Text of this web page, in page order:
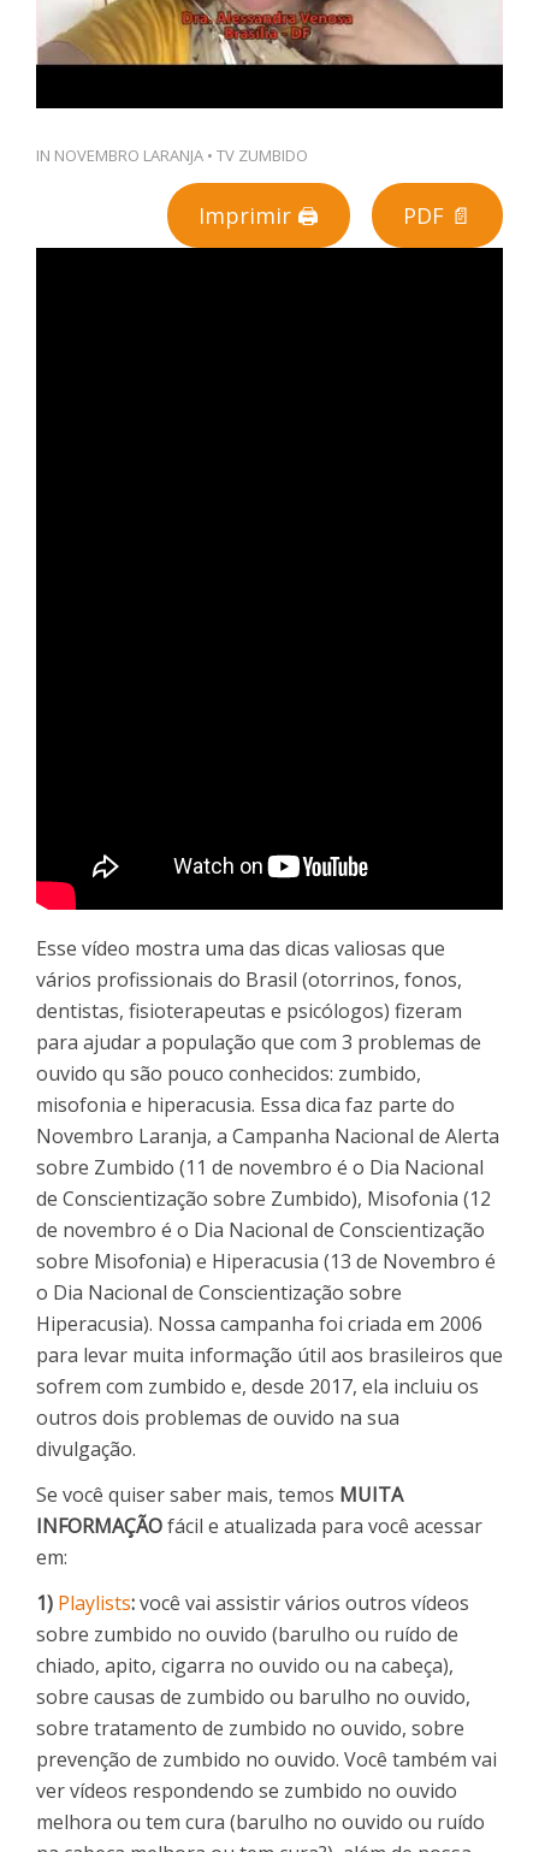
IN NOVEMBRO LARANJA • TV ZUMBIDO
Imprimir 🖨 PDF 📄
Esse vídeo mostra uma das dicas valiosas que
vários profissionais do Brasil (otorrinos, fonos,
dentistas, fisioterapeutas e psicólogos) fizeram
para ajudar a população que com 3 problemas de
ouvido qu são pouco conhecidos: zumbido,
misofonia e hiperacusia. Essa dica faz parte do
Novembro Laranja, a Campanha Nacional de Alerta
sobre Zumbido (11 de novembro é o Dia Nacional
de Conscientização sobre Zumbido), Misofonia (12
de novembro é o Dia Nacional de Conscientização
sobre Misofonia) e Hiperacusia (13 de Novembro é
o Dia Nacional de Conscientização sobre
Hiperacusia). Nossa campanha foi criada em 2006
para levar muita informação útil aos brasileiros que
sofrem com zumbido e, desde 2017, ela incluiu os
outros dois problemas de ouvido na sua
divulgação.
Se você quiser saber mais, temos MUITA
INFORMAÇÃOfácil e atualizada para você acessar
em:
1) Playlists:você vai assistir vários outros vídeos
sobre zumbido no ouvido (barulho ou ruído de
chiado, apito, cigarra no ouvido ou na cabeça),
sobre causas de zumbido ou barulho no ouvido,
sobre tratamento de zumbido no ouvido, sobre
prevenção de zumbido no ouvido. Você também vai
ver vídeos respondendo se zumbido no ouvido
melhora ou tem cura (barulho no ouvido ou ruído